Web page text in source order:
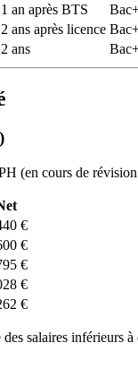
1 an après BTS
2 ans après licence
2 ans
(en cours de
€
€
€
€
€
salaires inférieurs